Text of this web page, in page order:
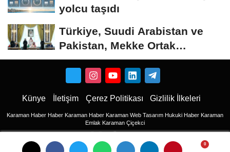
yolcu taşıdı
Türkiye, Suudi Arabistan ve
Pakistan, Mekke Ortak
Savunma Anlaşması'nı...
Künye İletişim Çerez Politikası Gizlilik İlkeleri
Karaman Haber Haber Karaman Haber Karaman Web Tasarım Hukuki Haber Karaman
Emlak Karaman Çiçekci
Haber